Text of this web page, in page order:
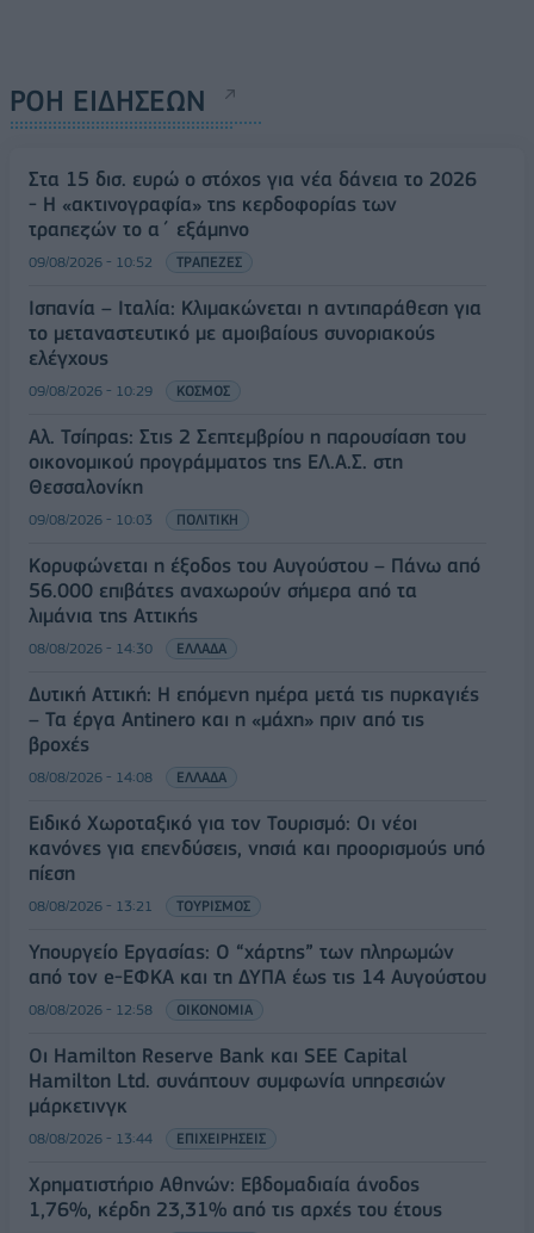
ΡΟΗ ΕΙΔΗΣΕΩΝ
Στα 15 δισ. ευρώ ο στόχος για νέα δάνεια το 2026
- Η «ακτινογραφία» της κερδοφορίας των
τραπεζών το α΄ εξάμηνο
09/08/2026 - 10:52 ΤΡΑΠΕΖΕΣ
Ισπανία – Ιταλία: Κλιμακώνεται η αντιπαράθεση για
το μεταναστευτικό με αμοιβαίους συνοριακούς
ελέγχους
09/08/2026 - 10:29 ΚΟΣΜΟΣ
Αλ. Τσίπρας: Στις 2 Σεπτεμβρίου η παρουσίαση του
οικονομικού προγράμματος της ΕΛ.Α.Σ. στη
Θεσσαλονίκη
09/08/2026 - 10:03 ΠΟΛΙΤΙΚΗ
Κορυφώνεται η έξοδος του Αυγούστου – Πάνω από
56.000 επιβάτες αναχωρούν σήμερα από τα
λιμάνια της Αττικής
08/08/2026 - 14:30 ΕΛΛΑΔΑ
Δυτική Αττική: Η επόμενη ημέρα μετά τις πυρκαγιές
– Τα έργα Antinero και η «μάχη» πριν από τις
βροχές
08/08/2026 - 14:08 ΕΛΛΑΔΑ
Ειδικό Χωροταξικό για τον Τουρισμό: Οι νέοι
κανόνες για επενδύσεις, νησιά και προορισμούς υπό
πίεση
08/08/2026 - 13:21 ΤΟΥΡΙΣΜΟΣ
Υπουργείο Εργασίας: Ο “χάρτης” των πληρωμών
από τον e-ΕΦΚΑ και τη ΔΥΠΑ έως τις 14 Αυγούστου
08/08/2026 - 12:58 ΟΙΚΟΝΟΜΙΑ
Οι Hamilton Reserve Bank και SEE Capital
Hamilton Ltd. συνάπτουν συμφωνία υπηρεσιών
μάρκετινγκ
08/08/2026 - 13:44 ΕΠΙΧΕΙΡΗΣΕΙΣ
Χρηματιστήριο Αθηνών: Εβδομαδιαία άνοδος
1,76%, κέρδη 23,31% από τις αρχές του έτους